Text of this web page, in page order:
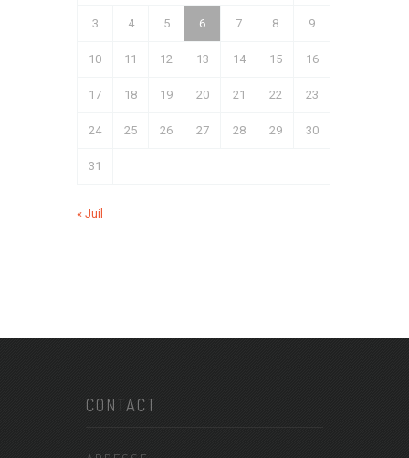
3 4 5 6 7 8 9
10 11 12 13 14 15 16
17 18 19 20 21 22 23
24 25 26 27 28 29 30
31
« Juil
CONTACT